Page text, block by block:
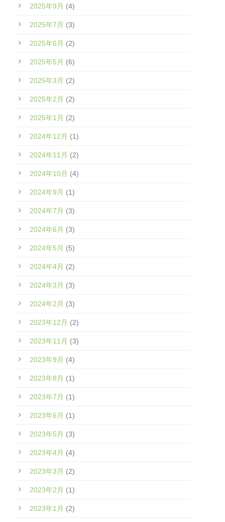
2025年9月 (4)
2025年7月 (3)
2025年6月 (2)
2025年5月 (6)
2025年3月 (2)
2025年2月 (2)
2025年1月 (2)
2024年12月 (1)
2024年11月 (2)
2024年10月 (4)
2024年9月 (1)
2024年7月 (3)
2024年6月 (3)
2024年5月 (5)
2024年4月 (2)
2024年3月 (3)
2024年2月 (3)
2023年12月 (2)
2023年11月 (3)
2023年9月 (4)
2023年8月 (1)
2023年7月 (1)
2023年6月 (1)
2023年5月 (3)
2023年4月 (4)
2023年3月 (2)
2023年2月 (1)
2023年1月 (2)